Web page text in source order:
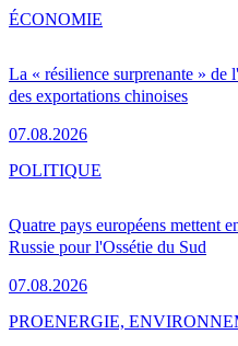
La « résilience surprenante » de
des exportations chinoises
07.08.2026
ÉCONOMIE
Quatre pays européens mettent
Russie pour l'Ossétie du Sud
07.08.2026
POLITIQUE
PROENERGIE,